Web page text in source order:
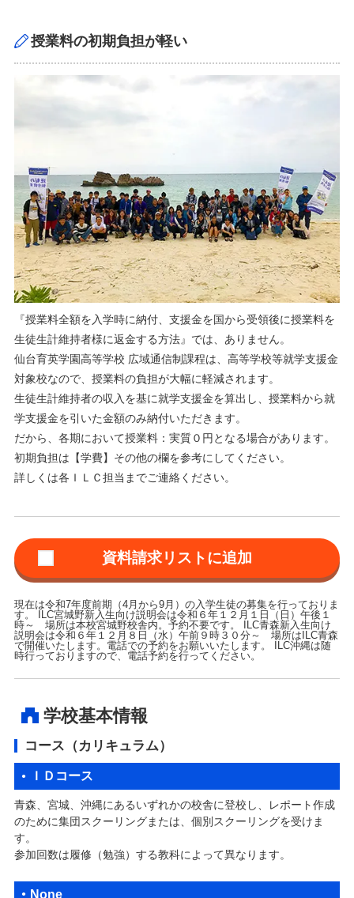
授業料の初期負担が軽い
『授業料全額を入学時に納付、支援金を国から受領後に授業料を
生徒生計維持者様に返金する方法』では、ありません。
仙台育英学園高等学校 広域通信制課程は、高等学校等就学支援金
対象校なので、授業料の負担が大幅に軽減されます。
生徒生計維持者の収入を基に就学支援金を算出し、授業料から就
学支援金を引いた金額のみ納付いただきます。
だから、各期において授業料：実質０円となる場合があります。
初期負担は【学費】その他の欄を参考にしてください。
詳しくは各ＩＬＣ担当までご連絡ください。
現在は令和7年度前期（4月から9月）の入学生徒の募集を行っておりま
す。 ILC宮城野新入生向け説明会は令和６年１２月１日（日）午後１
時～ 場所は本校宮城野校舎内。予約不要です。 ILC青森新入生向け
説明会は令和６年１２月８日（水）午前９時３０分～ 場所はILC青森
で開催いたします。電話での予約をお願いいたします。 ILC沖縄は随
時行っておりますので、電話予約を行ってください。
学校基本情報
コース（カリキュラム）
ＩＤコース
青森、宮城、沖縄にあるいずれかの校舎に登校し、レポート作成
のために集団スクーリングまたは、個別スクーリングを受けま
す。
参加回数は履修（勉強）する教科によって異なります。
None